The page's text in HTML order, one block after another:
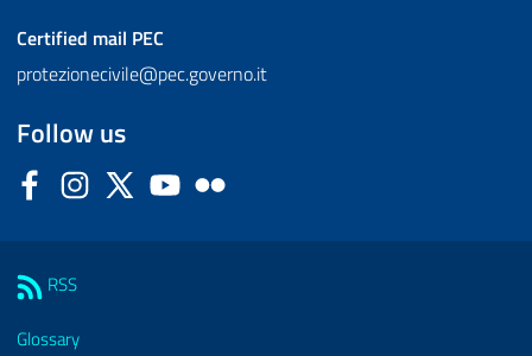
Certified mail PEC
protezionecivile@pec.governo.it
Follow us
FacebookInstagram
Twitter YouTube
RSS
Glossary